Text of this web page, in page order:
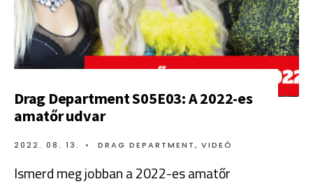
Drag Department S05E03: A 2022-es
amatőr udvar
2022. 08. 13. • DRAG DEPARTMENT, VIDEÓ
Ismerd meg jobban a 2022-es amatőr